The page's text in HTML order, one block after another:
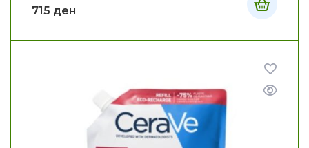
715 ден